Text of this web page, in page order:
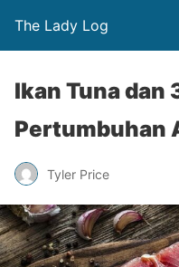
The Lady Log
Ikan Tuna dan
Pertumbuhan
Tyler Price